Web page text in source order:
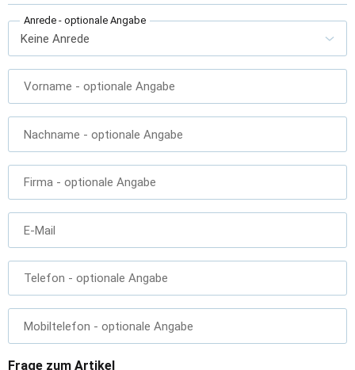
Anrede - optionale Angabe
Vorname - optionale Angabe
Nachname - optionale Angabe
Firma - optionale Angabe
E-Mail
Telefon - optionale Angabe
Mobiltelefon - optionale Angabe
Frage zum Artikel